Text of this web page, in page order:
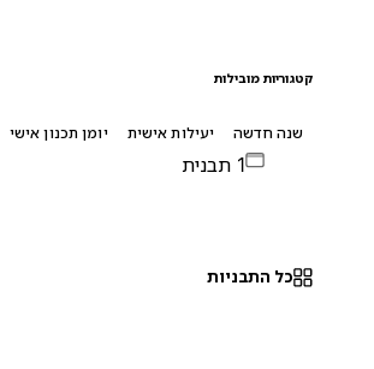
קטגוריות מובילות
שנה חדשה יעילות אישית יומן תכנון אישי
כל התבניות